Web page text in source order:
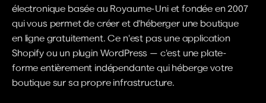
électronique basée au Royaume-Uni et fondée en 2007
qui vous permet de créer et d'héberger une boutique
en ligne gratuitement. Ce n'est pas une application
Shopify ou un plugin WordPress — c'est une plate-
forme entièrement indépendante qui héberge votre
boutique sur sa propre infrastructure.